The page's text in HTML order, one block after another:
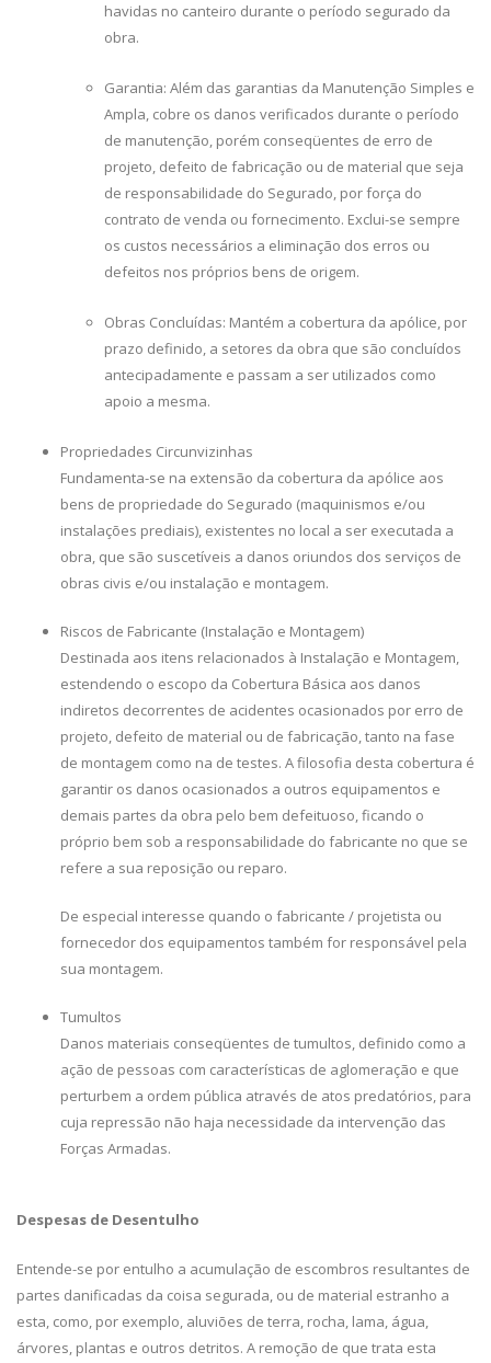
havidas no canteiro durante o período segurado da
obra.
Garantia: Além das garantias da Manutenção Simples e
Ampla, cobre os danos verificados durante o período
de manutenção, porém conseqüentes de erro de
projeto, defeito de fabricação ou de material que seja
de responsabilidade do Segurado, por força do
contrato de venda ou fornecimento. Exclui-se sempre
os custos necessários a eliminação dos erros ou
defeitos nos próprios bens de origem.
Obras Concluídas: Mantém a cobertura da apólice, por
prazo definido, a setores da obra que são concluídos
antecipadamente e passam a ser utilizados como
apoio a mesma.
Propriedades Circunvizinhas
Fundamenta-se na extensão da cobertura da apólice aos
bens de propriedade do Segurado (maquinismos e/ou
instalações prediais), existentes no local a ser executada a
obra, que são suscetíveis a danos oriundos dos serviços de
obras civis e/ou instalação e montagem.
Riscos de Fabricante (Instalação e Montagem)
Destinada aos itens relacionados à Instalação e Montagem,
estendendo o escopo da Cobertura Básica aos danos
indiretos decorrentes de acidentes ocasionados por erro de
projeto, defeito de material ou de fabricação, tanto na fase
de montagem como na de testes. A filosofia desta cobertura é
garantir os danos ocasionados a outros equipamentos e
demais partes da obra pelo bem defeituoso, ficando o
próprio bem sob a responsabilidade do fabricante no que se
refere a sua reposição ou reparo.
De especial interesse quando o fabricante / projetista ou
fornecedor dos equipamentos também for responsável pela
sua montagem.
Tumultos
Danos materiais conseqüentes de tumultos, definido como a
ação de pessoas com características de aglomeração e que
perturbem a ordem pública através de atos predatórios, para
cuja repressão não haja necessidade da intervenção das
Forças Armadas.
Despesas de Desentulho
Entende-se por entulho a acumulação de escombros resultantes de
partes danificadas da coisa segurada, ou de material estranho a
esta, como, por exemplo, aluviões de terra, rocha, lama, água,
árvores, plantas e outros detritos. A remoção de que trata esta